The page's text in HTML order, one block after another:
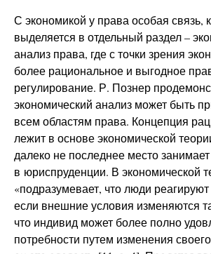
С экономикой у права особая связь,
выделяется в отдельный раздел –
анализ права, где с точки зрения
более рациональное и выгодное
регулирование. Р. Познер
экономический анализ может быть
всем областям права. Концепция
лежит в основе экономической
далеко не последнее место занимает
в юриспруденции. В экономической
«подразумевает, что люди
если внешние условия изменяются
что индивид может более полно
потребности путем изменения